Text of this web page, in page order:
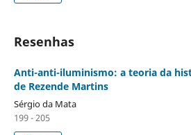
Resenhas
Anti-anti-iluminismo: a teoria da
de Rezende Martins
Sérgio da Mata
199 - 205